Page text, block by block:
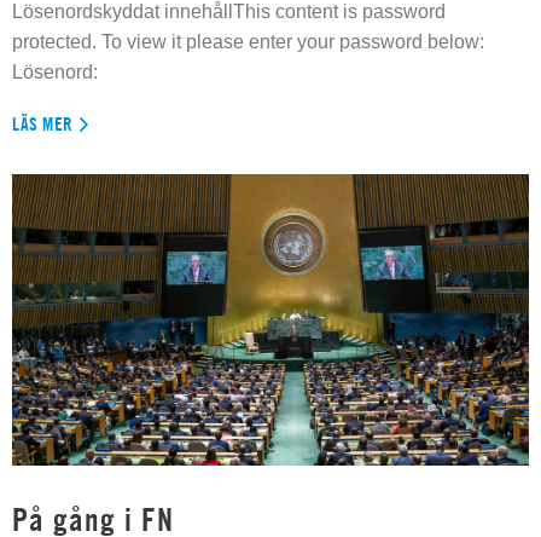
Lösenordskyddat innehållThis content is password
protected. To view it please enter your password below:
Lösenord:
LÄS MER
På gång i FN